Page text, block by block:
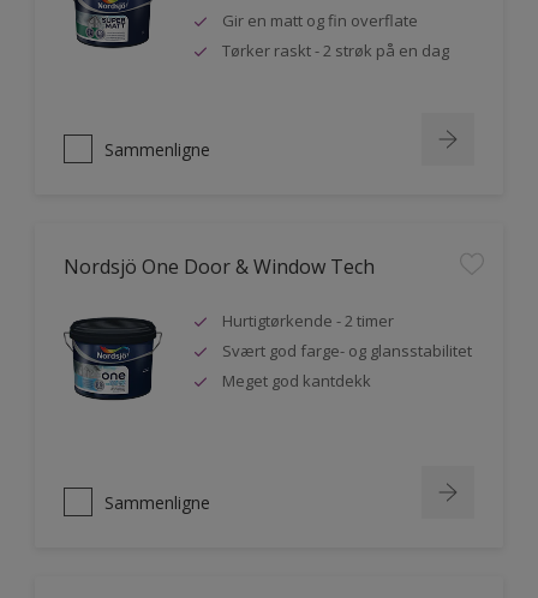
Gir en matt og fin overflate
Tørker raskt - 2 strøk på en dag
Sammenligne
Nordsjö One Door & Window Tech
Hurtigtørkende - 2 timer
Svært god farge- og glansstabilitet
Meget god kantdekk
Sammenligne